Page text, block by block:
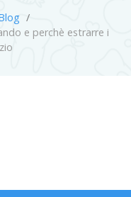
e perchè estrarre i